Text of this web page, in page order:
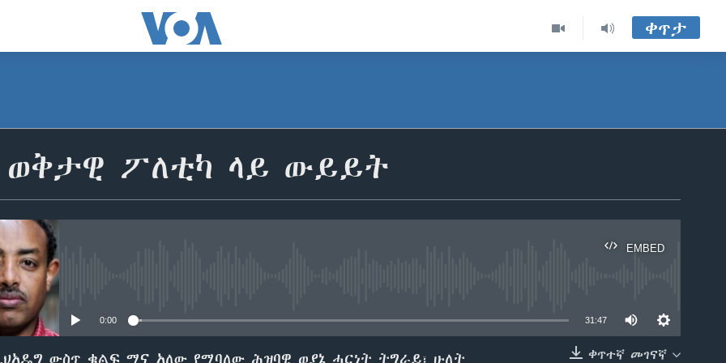
ቀጥታ
ወቅታዊ ፖለቲካ ላይ ውይይት
EMBED
0:00 31:47
ቀጥተኛ መገናኛ
ውስጥ ቁልፍ ሚና አለው የሚባለው ሕዝባዊ ወያኔ ሓርነት ትግራይ፣ ሁለት